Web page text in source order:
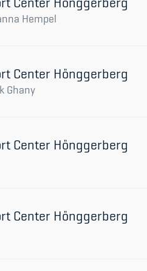
Hempel
Center Hönggerberg
Ghany
Center Hönggerberg
Center Hönggerberg